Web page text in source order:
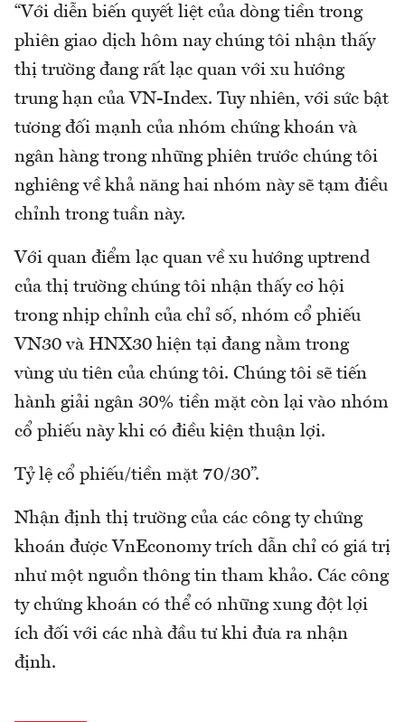
“Với diễn biến quyết liệt của dòng tiền trong
phiên giao dịch hôm nay chúng tôi nhận thấy
thị trường đang rất lạc quan với xu hướng
trung hạn của VN-Index. Tuy nhiên, với sức bật
tương đối mạnh của nhóm chứng khoán và
ngân hàng trong những phiên trước chúng tôi
nghiêng về khả năng hai nhóm này sẽ tạm điều
chỉnh trong tuần này.
Với quan điểm lạc quan về xu hướng uptrend
của thị trường chúng tôi nhận thấy cơ hội
trong nhịp chỉnh của chỉ số, nhóm cổ phiếu
VN30 và HNX30 hiện tại đang nằm trong
vùng ưu tiên của chúng tôi. Chúng tôi sẽ tiến
hành giải ngân 30% tiền mặt còn lại vào nhóm
cổ phiếu này khi có điều kiện thuận lợi.
Tỷ lệ cổ phiếu/tiền mặt 70/30”.
Nhận định thị trường của các công ty chứng
khoán được VnEconomy trích dẫn chỉ có giá trị
như một nguồn thông tin tham khảo. Các công
ty chứng khoán có thể có những xung đột lợi
ích đối với các nhà đầu tư khi đưa ra nhận
định.